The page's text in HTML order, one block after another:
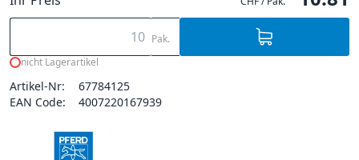
Pak.
nicht Lagerartikel
Artikel-Nr:
67784125
EAN Code:
4007220167939